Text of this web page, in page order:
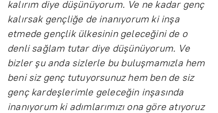
kalırım diye düşünüyorum. Ve ne kadar genç
kalırsak gençliğe de inanıyorum ki inşa
etmede gençlik ülkesinin geleceğini de o
denli sağlam tutar diye düşünüyorum. Ve
bizler şu anda sizlerle bu buluşmamızla hem
beni siz genç tutuyorsunuz hem ben de siz
genç kardeşlerimle geleceğin inşasında
inanıyorum ki adımlarımızı ona göre atıyoruz